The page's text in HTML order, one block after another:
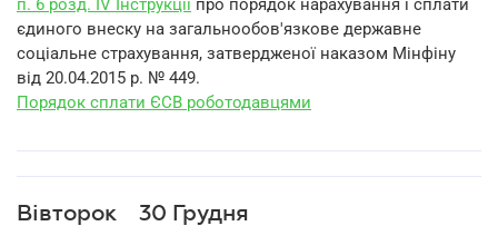
п. 6 розд. IV Інструкції про порядок нарахування і сплати
єдиного внеску на загальнообов'язкове державне
соціальне страхування, затвердженої наказом Мінфіну
від 20.04.2015 р. № 449.
Порядок сплати ЄСВ роботодавцями
Вівторок 30 Грудня